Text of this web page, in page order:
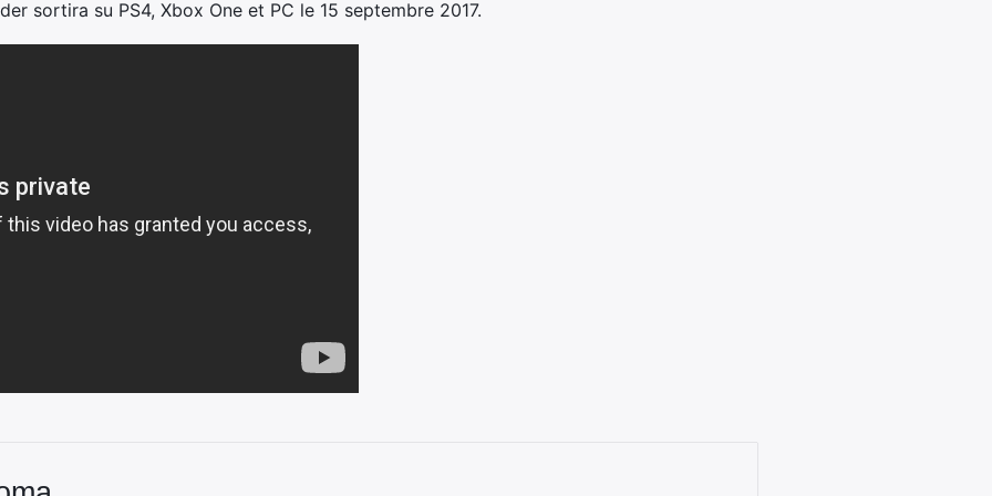
sortira su PS4, Xbox One et PC le 15 septembre 2017.